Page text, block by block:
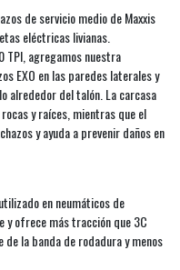
de servicio medio de Maxxis
eléctricas livianas.
TPI, agregamos nuestra
EXO en las paredes laterales y
alrededor del talón. La carcasa
y raíces, mientras que el
y ayuda a prevenir daños en
en neumáticos de
y ofrece más tracción que 3C
la banda de rodadura y menos